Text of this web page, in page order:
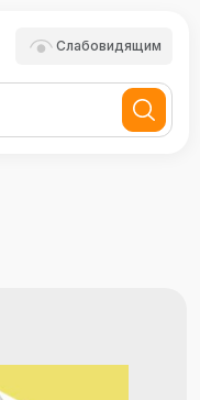
Слабовидящим